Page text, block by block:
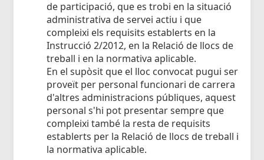
de participació, que es trobi en la situació
administrativa de servei actiu i que
compleixi els requisits establerts en la
Instrucció 2/2012, en la Relació de llocs de
treball i en la normativa aplicable.
En el supòsit que el lloc convocat pugui ser
proveït per personal funcionari de carrera
d'altres administracions públiques, aquest
personal s'hi pot presentar sempre que
compleixi també la resta de requisits
establerts per la Relació de llocs de treball i
la normativa aplicable.